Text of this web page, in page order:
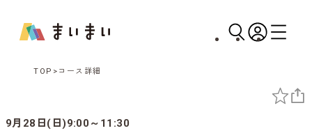
TOP コース詳細
9月28日(日)9:00～11:30